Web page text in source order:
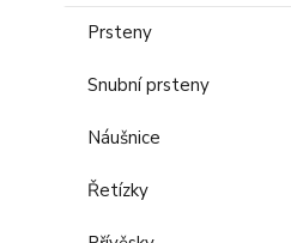
Prsteny
Snubní prsteny
Náušnice
Řetízky